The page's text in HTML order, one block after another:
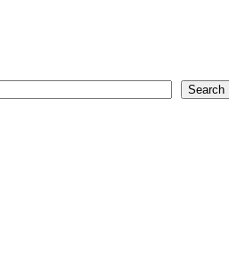
Search